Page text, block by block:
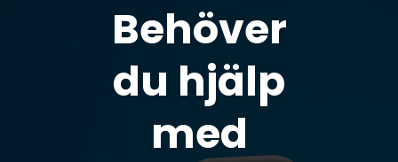
Behöver
du hjälp
med